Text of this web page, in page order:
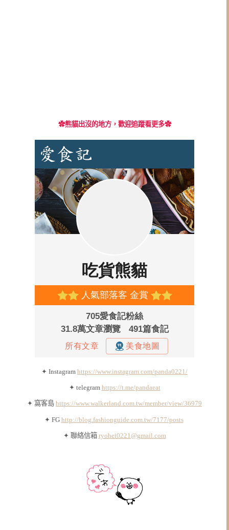
✿熊貓出沒的地方，歡迎追蹤看更多✿
✦ Instagram https://www.instagram.com/panda0221/
✦ telegram https://t.me/pandaeat
✦ 窩客島 https://www.walkerland.com.tw/member/view/36979
✦ FG http://blog.fashionguide.com.tw/7177/posts
✦ 聯絡信箱 ryohei0221@gmail.com